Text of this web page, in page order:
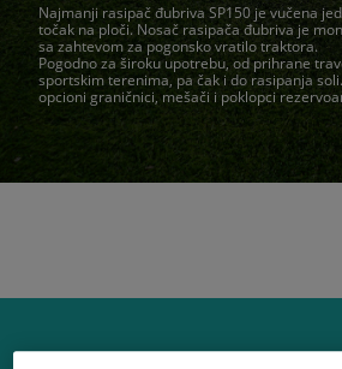
Najmanji rasipač đubriva SP150 je vučena
točak na ploči. Nosač rasipača đubriva je
sa zahtevom za pogonsko vratilo traktora.
Pogodno za široku upotrebu, od prihrane
sportskim terenima, pa čak i do rasipanja
opcioni graničnici, mešači i poklopci